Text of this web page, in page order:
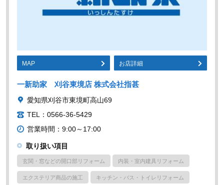
MAP お店詳細
一新助家 刈谷東境店 株式会社指甚
愛知県刈谷市東境町高山69
TEL：0566-36-5429
営業時間：9:00～17:00
取り扱い項目
玄関・窓などの開口部リフォーム 内装・室内建具リフォーム
エクステリア商品の施工 キッチン・バス・トイレリフォーム